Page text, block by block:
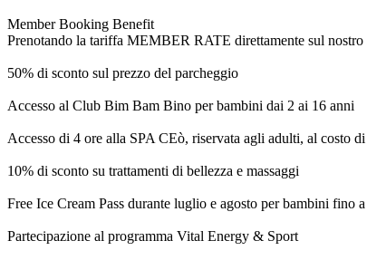
Member Booking Benefit
Prenotando la tariffa MEMBER RATE direttamente sul
50% di sconto sul prezzo del parcheggio
Accesso al Club Bim Bam Bino per bambini dai 2 ai 16 anni
Accesso di 4 ore alla SPA CEò, riservata agli adulti, al costo
10% di sconto su trattamenti di bellezza e massaggi
Free Ice Cream Pass durante luglio e agosto per bambini fino
Partecipazione al programma Vital Energy & Sport